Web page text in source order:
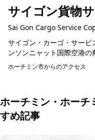
サイゴン貨物
Sai Gon Cargo Service
サイゴン・カーゴ・サービ
ンソンニャット国際空港
模を誇る航空貨物ターミナ
空貨物基準に準拠...
ホーチミン市からのアクセス
ホーチミン・ホーチ
すめ記事